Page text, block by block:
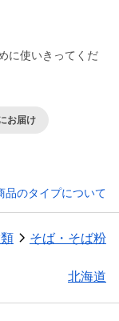
に使いきってくだ
お届け
品のタイプについて
そば・そば粉
北海道